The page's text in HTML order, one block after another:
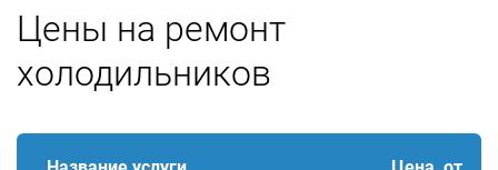
Цены на ремонт
холодильников